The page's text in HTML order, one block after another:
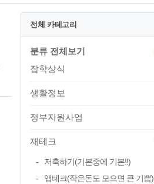
전체 카테고리
분류 전체보기
잡학상식
생활정보
정부지원사업
재테크
저축하기(기본중에 기본!!)
앱테크(작은돈도 모으면 큰 기쁨)